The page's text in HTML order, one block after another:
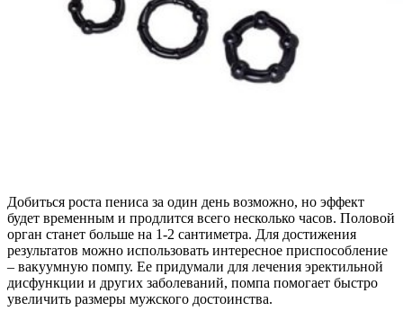
Добиться роста пениса за один день возможно, но эффект
будет временным и продлится всего несколько часов. Половой
орган станет больше на 1-2 сантиметра. Для достижения
результатов можно использовать интересное приспособление
– вакуумную помпу. Ее придумали для лечения эректильной
дисфункции и других заболеваний, помпа помогает быстро
увеличить размеры мужского достоинства.